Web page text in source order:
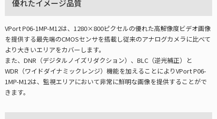
優れたイメージ品質
VPort P06-1MP-M12は、1280×800ピクセルの優れた高解像度ビデオ画像
を提供する最先端のCMOSセンサを搭載し従来のアナログカメラに比べて
より大きいエリアをカバーします。
また、DNR（デジタルノイズリダクション）、BLC（逆光補正）と
WDR（ワイドダイナミックレンジ）機能を加えることによりVPort P06-
1MP-M12は、監視エリアにおいて非常に鮮明な画像を提供することがで
きます。